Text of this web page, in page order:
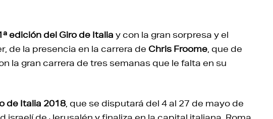
edición del Giro de Italia y con la gran sorpresa y el
de la presencia en la carrera de Chris Froome, que de
la gran carrera de tres semanas que le falta en su
de Italia 2018, que se disputará del 4 al 27 de mayo de